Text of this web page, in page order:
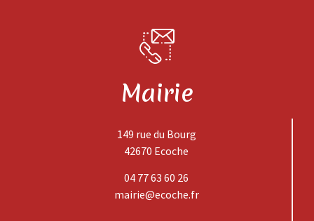
Mairie
149 rue du Bourg
42670 Ecoche
04 77 63 60 26
mairie@ecoche.fr